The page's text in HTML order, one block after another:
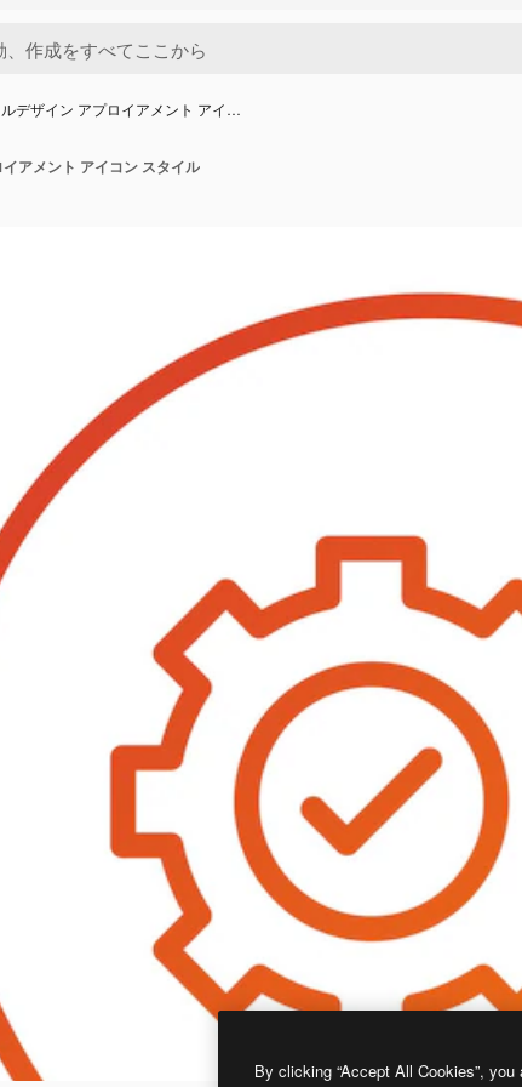
デザイン アプロイアメント アイ…
アメント アイコン スタイル
By clicking “Accept All Cookies”,